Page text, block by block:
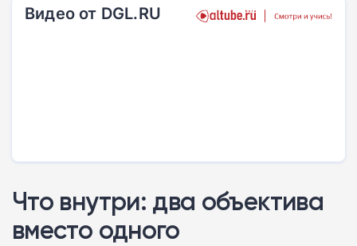
Видео от DGL.RU
Что внутри: два объектива
вместо одного